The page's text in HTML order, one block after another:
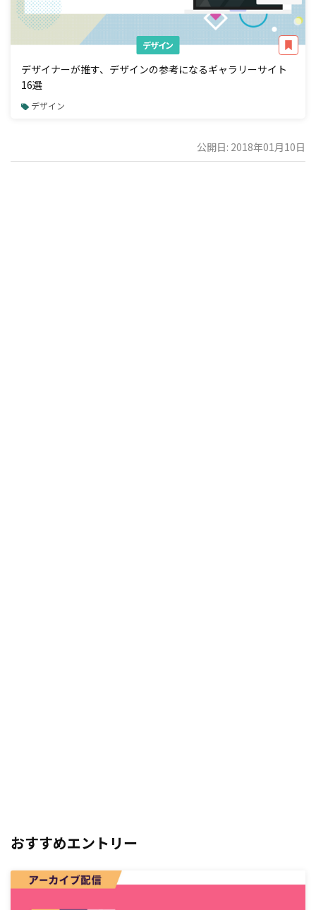
デザイン
デザイナーが推す、デザインの参考になるギャラリーサイト
16選
デザイン
公開日: 2018年01月10日
おすすめエントリー